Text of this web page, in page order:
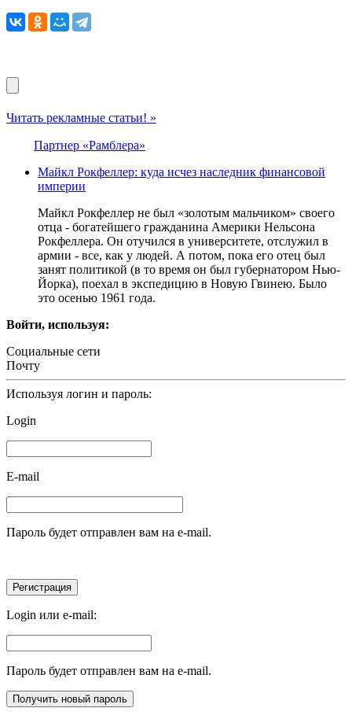
Читать рекламные статьи! »
Партнер «Рамблера»
Майкл Рокфеллер: куда исчез наследник финансовой
империи
Майкл Рокфеллер не был «золотым мальчиком» своего
отца - богатейшего гражданина Америки Нельсона
Рокфеллера. Он отучился в университете, отслужил в
армии - все, как у людей. А потом, пока его отец был
занят политикой (в то время он был губернатором Нью-
Йорка), поехал в экспедицию в Новую Гвинею. Было
это осенью 1961 года.
Войти, используя:
Социальные сети
Почту
Используя логин и пароль:
Login
E-mail
Пароль будет отправлен вам на e-mail.
Login или e-mail:
Пароль будет отправлен вам на e-mail.